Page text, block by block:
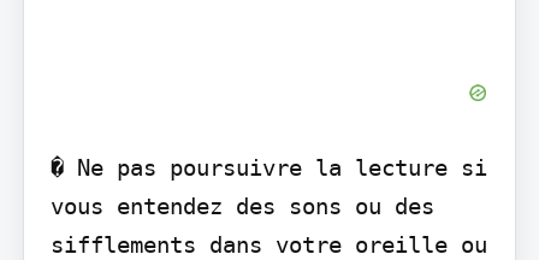
� Ne pas poursuivre la lecture si
vous entendez des sons ou des
sifflements dans votre oreille ou